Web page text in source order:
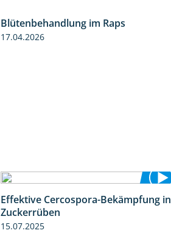
Blütenbehandlung im Raps
17.04.2026
2:00
Effektive Cercospora-Bekämpfung in
Zuckerrüben
15.07.2025